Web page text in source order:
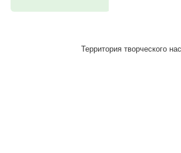
Территория творческого